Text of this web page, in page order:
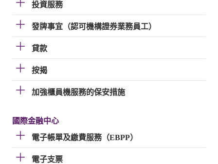
投資服務
發牌事宜（認可機構證券業務員工）
貸款
按揭
加強櫃員機服務的保安措施
國際金融中心
電子帳單及繳費服務（EBPP）
電子支票